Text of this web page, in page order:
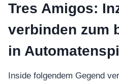
Tres Amigos:
verbinden zum
in
Inside folgendem Gegend